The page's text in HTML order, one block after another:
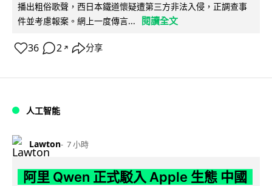
播出粗俗歌聲，西日本鐵道懷疑遭第三方非法入侵，正調查事
件並考慮報案。網上一度傳言...
閱讀全文
36 2 ↗ 分享
人工智能
Lawton 7 小時
阿里 Qwen 正式駁入 Apple 生態 中國